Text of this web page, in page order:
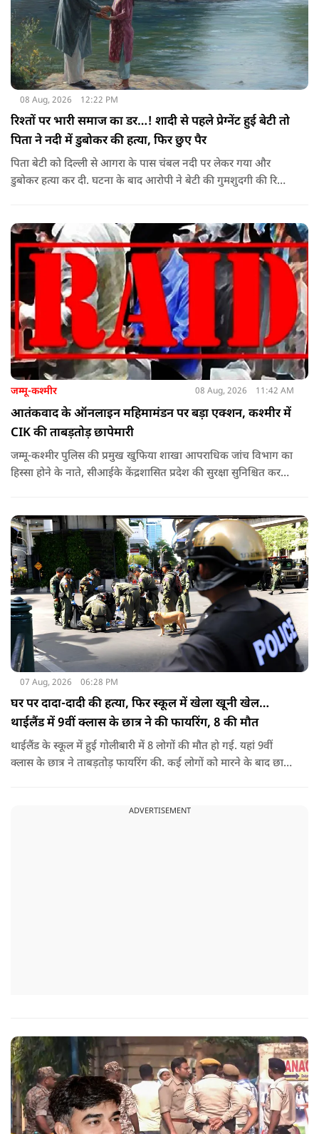
08 Aug, 2026 12:22 PM
रिश्तों पर भारी समाज का डर…! शादी से पहले प्रेग्नेंट हुई बेटी तो
पिता ने नदी में डुबोकर की हत्या, फिर छुए पैर
पिता बेटी को दिल्ली से आगरा के पास चंबल नदी पर लेकर गया और
डुबोकर हत्या कर दी. घटना के बाद आरोपी ने बेटी की गुमशुदगी की रिपोर्ट
जम्मू-कश्मीर 08 Aug, 2026 11:42 AM
आतंकवाद के ऑनलाइन महिमामंडन पर बड़ा एक्शन, कश्मीर में
CIK की ताबड़तोड़ छापेमारी
जम्मू-कश्मीर पुलिस की प्रमुख खुफिया शाखा आपराधिक जांच विभाग का
हिस्सा होने के नाते, सीआईके केंद्रशासित प्रदेश की सुरक्षा सुनिश्चित करने
07 Aug, 2026 06:28 PM
घर पर दादा-दादी की हत्या, फिर स्कूल में खेला खूनी खेल…
थाईलैंड में 9वीं क्लास के छात्र ने की फायरिंग, 8 की मौत
थाईलैंड के स्कूल में हुई गोलीबारी में 8 लोगों की मौत हो गई. यहां 9वीं
क्लास के छात्र ने ताबड़तोड़ फायरिंग की. कई लोगों को मारने के बाद छात्र
ADVERTISEMENT